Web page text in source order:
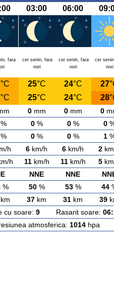
03:00 06:00
fara
cer senin, fara
nori
cer senin, fara
nori
cer
nori
°C 25°C 24°C 27
°C 25°C 24°C 28
0mm 0mm 0
0% 0% 0
0% 0% 1
h 6 km/h 6 km/h 2
h 11km/h 11km/h 5
NNE NNE
% 50% 53% 44
km 37 km 31 km 39
cu soare: 9 Rasarit soare:
atmosferica: 1014hpa